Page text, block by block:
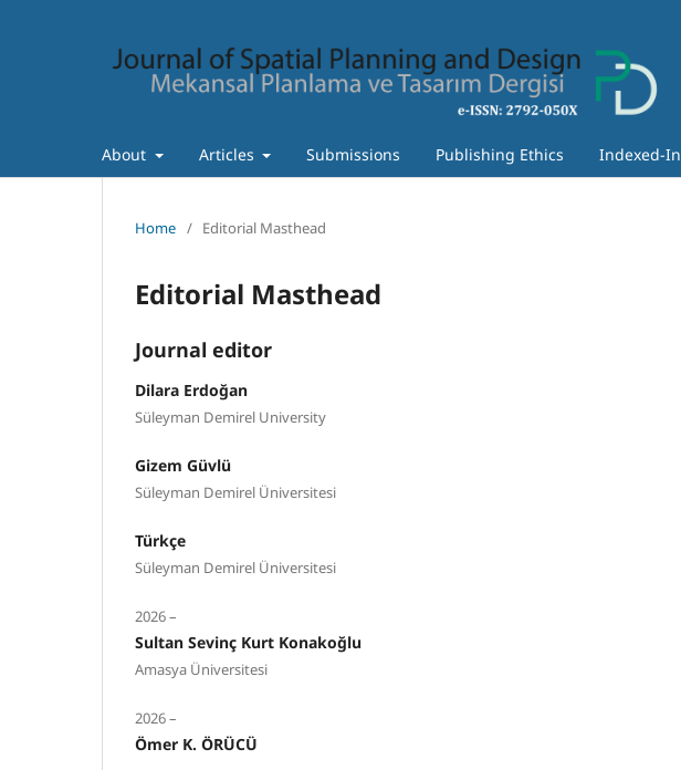
About Articles Submissions Publishing Ethics Indexed-In
Home / Editorial Masthead
Editorial Masthead
Journal editor
Dilara Erdoğan
Süleyman Demirel University
Gizem Güvlü
Süleyman Demirel Üniversitesi
Türkçe
Süleyman Demirel Üniversitesi
2026 –
Sultan Sevinç Kurt Konakoğlu
Amasya Üniversitesi
2026 –
Ömer K. ÖRÜCÜ